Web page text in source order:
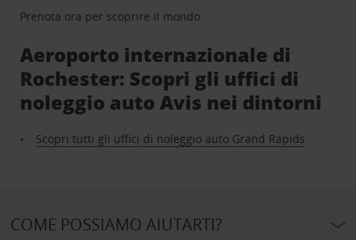
Prenota ora per scoprire il mondo.
Aeroporto internazionale di
Rochester: Scopri gli uffici di
noleggio auto Avis nei dintorni
Scopri tutti gli uffici di noleggio auto Grand Rapids
COME POSSIAMO AIUTARTI?